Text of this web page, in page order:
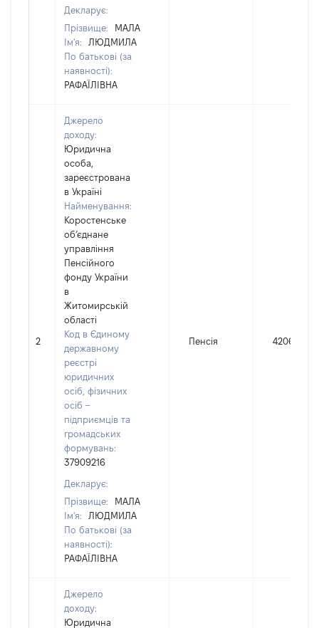
Декларує:
Прізвище:
МАЛА
Ім'я:
ЛЮДМИЛА
По батькові (за
наявності):
РАФАЇЛІВНА
2
Джерело
доходу:
Юридична
особа,
зареєстрована
в Україні
Найменування:
Коростенське
об’єднане
управління
Пенсійного
фонду України
в
Житомирській
області
Код в Єдиному
державному
реєстрі
юридичних
осіб, фізичних
осіб –
підприємців та
громадських
формувань:
37909216
Декларує:
Прізвище:
МАЛА
Ім'я:
ЛЮДМИЛА
По батькові (за
наявності):
РАФАЇЛІВНА
Пенсія 42060
Джерело
доходу:
Юридична